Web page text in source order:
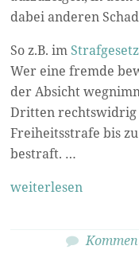
dabeianderen
So z.B. im
Wer eine fremde
der Absicht
Dritten
Freiheitsstrafe bis
bestraft. …
weiterlesen